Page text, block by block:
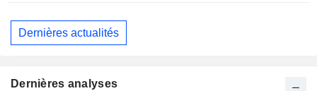
Dernières actualités
Dernières analyses